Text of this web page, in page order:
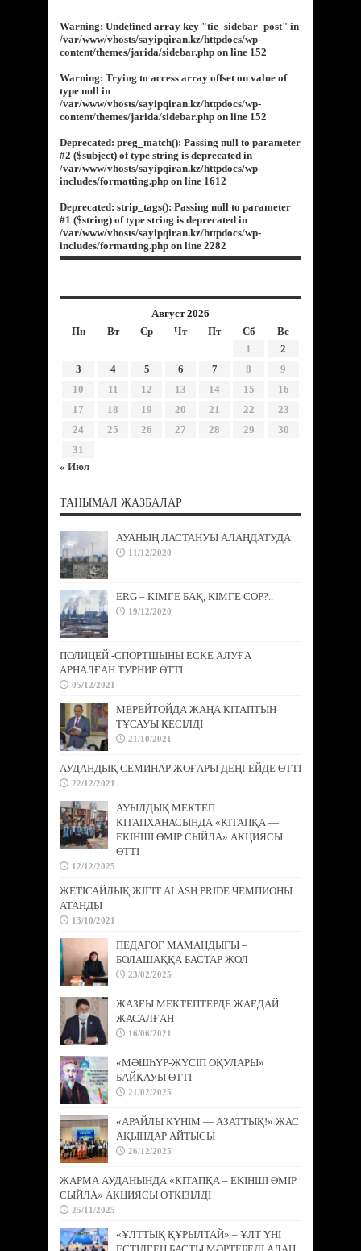
Warning: Undefined array key "tie_sidebar_post" in
/var/www/vhosts/sayipqiran.kz/httpdocs/wp-
content/themes/jarida/sidebar.php on line 152
Warning: Trying to access array offset on value of
type null in
/var/www/vhosts/sayipqiran.kz/httpdocs/wp-
content/themes/jarida/sidebar.php on line 152
Deprecated: preg_match(): Passing null to parameter
#2 ($subject) of type string is deprecated in
/var/www/vhosts/sayipqiran.kz/httpdocs/wp-
includes/formatting.php on line 1612
Deprecated: strip_tags(): Passing null to parameter
#1 ($string) of type string is deprecated in
/var/www/vhosts/sayipqiran.kz/httpdocs/wp-
includes/formatting.php on line 2282
Август 2026
Пн
Вт Ср Чт Пт Сб
Вс
1
2
3
4 5 6 7 8
9
10
11 12 13 14 15
16
17
18 19 20 21 22
23
24
25 26 27 28 29
30
31
« Июл
ТАНЫМАЛ ЖАЗБАЛАР
АУАНЫҢ ЛАСТАНУЫ АЛАҢДАТУДА
11/12/2020
ERG – КІМГЕ БАҚ, КІМГЕ СОР?..
19/12/2020
ПОЛИЦЕЙ -СПОРТШЫНЫ ЕСКЕ АЛУҒА
АРНАЛҒАН ТУРНИР ӨТТІ
05/12/2021
МЕРЕЙТОЙДА ЖАҢА КІТАПТЫҢ
ТҰСАУЫ КЕСІЛДІ
21/10/2021
АУДАНДЫҚ СЕМИНАР ЖОҒАРЫ ДЕҢГЕЙДЕ ӨТТІ
22/12/2021
АУЫЛДЫҚ МЕКТЕП
КІТАПХАНАСЫНДА «КІТАПҚА —
ЕКІНШІ ӨМІР СЫЙЛА» АКЦИЯСЫ
ӨТТІ
12/12/2025
ЖЕТІСАЙЛЫҚ ЖІГІТ ALASH PRIDE ЧЕМПИОНЫ
АТАНДЫ
13/10/2021
ПЕДАГОГ МАМАНДЫҒЫ –
БОЛАШАҚҚА БАСТАР ЖОЛ
23/02/2025
ЖАЗҒЫ МЕКТЕПТЕРДЕ ЖАҒДАЙ
ЖАСАЛҒАН
16/06/2021
«МӘШҺҮР-ЖҮСІП ОҚУЛАРЫ»
БАЙҚАУЫ ӨТТІ
21/02/2025
«АРАЙЛЫ КҮНІМ — АЗАТТЫҚ!» ЖАС
АҚЫНДАР АЙТЫСЫ
26/12/2025
ЖАРМА АУДАНЫНДА «КІТАПҚА – ЕКІНШІ ӨМІР
СЫЙЛА» АКЦИЯСЫ ӨТКІЗІЛДІ
25/11/2025
«ҰЛТТЫҚ ҚҰРЫЛТАЙ» – ҰЛТ ҮНІ